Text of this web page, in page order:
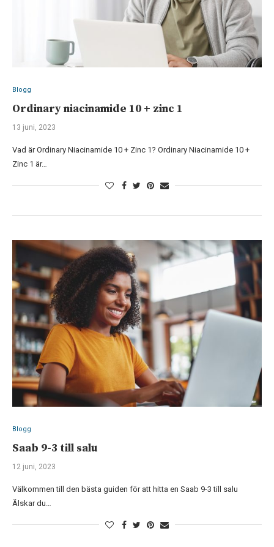
Blogg
Ordinary niacinamide 10 + zinc 1
13 juni, 2023
Vad är Ordinary Niacinamide 10 + Zinc 1? Ordinary Niacinamide 10 +
Zinc 1 är…
Blogg
Saab 9-3 till salu
12 juni, 2023
Välkommen till den bästa guiden för att hitta en Saab 9-3 till salu
Älskar du…